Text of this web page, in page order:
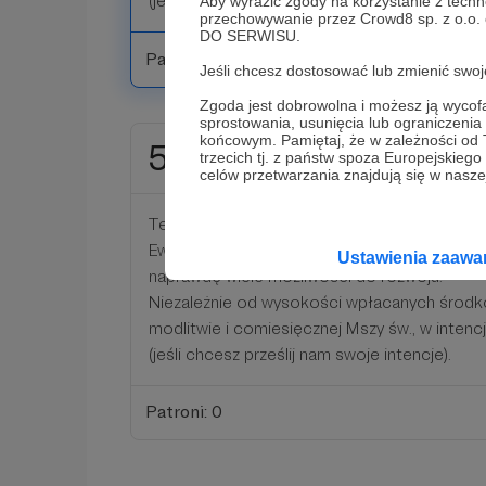
przechowywanie przez Crowd8 sp. z
DO SERWISU.
Jeśli chcesz dostosować lub zmienić
Zgoda jest dobrowolna i możesz ją
sprostowania, usunięcia lub
końcowym. Pamiętaj, że w zależności
trzecich tj. z państw spoza
celów przetwarzania znajdują się w
Ustawienia
Patroni: 0
500 zł miesięcznie
Ten dar to już pełne stypendium, a my jako
Ewangelizacji na pewno go nie zmarnujemy :)
naprawdę wiele możliwości do rozwoju.
Niezależnie od wysokości wpłacanych
modlitwie i comiesięcznej Mszy św., w
(jeśli chcesz prześlij nam swoje intencje).
Patroni: 0